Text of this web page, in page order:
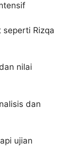
seperti Rizqa
nilai
dan
ujian